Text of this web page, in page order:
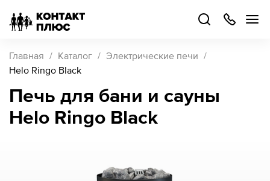
Главная Каталог
Электрические печи
Helo Ringo Black
Печь для бани и сауны
Helo Ringo Black
499
504-
48
Каталог
товаров
Стать
партнером